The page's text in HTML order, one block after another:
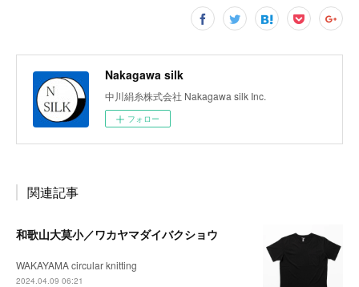
Nakagawa silk
中川絹糸株式会社 Nakagawa silk Inc.
フォロー
関連記事
和歌山大莫小／ワカヤマダイバクショウ
WAKAYAMA circular knitting
2024.04.09 06:21